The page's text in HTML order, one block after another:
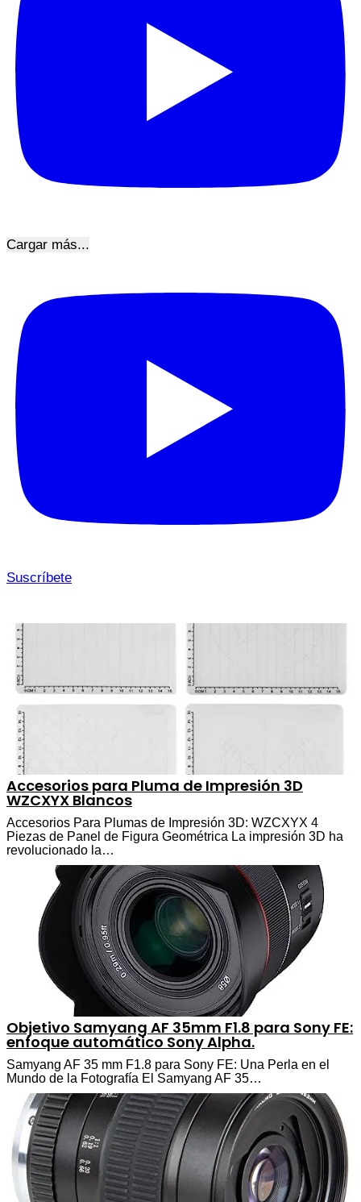
Cargar más...
Suscríbete
Accesorios para Pluma de Impresión 3D
WZCXYX Blancos
Accesorios Para Plumas de Impresión 3D: WZCXYX 4
Piezas de Panel de Figura Geométrica La impresión 3D ha
revolucionado la…
Objetivo Samyang AF 35mm F1.8 para Sony FE:
enfoque automático Sony Alpha.
Samyang AF 35 mm F1.8 para Sony FE: Una Perla en el
Mundo de la Fotografía El Samyang AF 35…